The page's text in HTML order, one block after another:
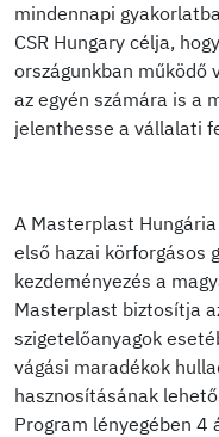
mindennapi
CSR Hungary célja,
országunkban működő
az egyén számára is a
jelenthesse a vállalati
A Masterplast
első hazai körforgásos
kezdeményezés a
Masterplast biztosítja
szigetelőanyagok
vágási maradékok
hasznosításának
Program lényegében 4